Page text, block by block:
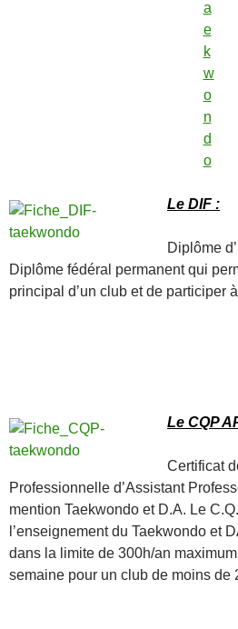
Le DIF :
Diplôme
Diplôme fédéral permanent qui
principal d’un club et de participer
Le CQP
Certificat
Professionnelle d’Assistant
mention Taekwondo et D.A. Le
l’enseignement du Taekwondo et
dans la limite de 300h/an
semaine pour un club de moins de